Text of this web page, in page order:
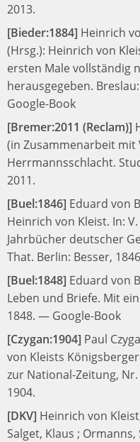
2013.
[Bieder:1884] Heinrich
(Hrsg.): Heinrich von
ersten Male vollständig
herausgegeben.
Google-Book
[Bremer:2011 (Reclam)]
(in Zusammenarbeit mit
Herrmannsschlacht.
2011.
[Buel:1846] Eduard von
Heinrich von Kleist. In:
Jahrbücher deutscher
That. Berlin: Besser,
[Buel:1848] Eduard von
Leben und Briefe. Mit
1848. — Google-Book
[Czygan:1904] Paul
von Kleists
zur National-Zeitung, Nr.
1904.
[DKV] Heinrich von
Salget, Klaus ;